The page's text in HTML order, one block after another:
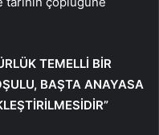
TEMELLİ BİR
BAŞTA ANAYASA